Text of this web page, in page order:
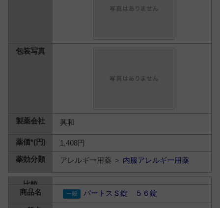
興和
1,408円
アレルギー用薬 ＞ 内服アレルギー用薬
パートスＳ錠 ５６錠